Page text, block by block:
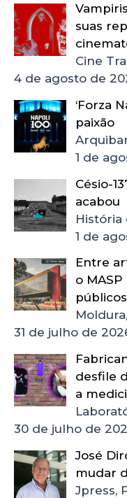
suas
Cine
4 de agosto de
‘Forza
paixão
1 de
Césio-
acabou
História
1 de
Entre
o
públicos
31 de julho de
desfile
a
30 de julho de
José
mudar
Jpress,